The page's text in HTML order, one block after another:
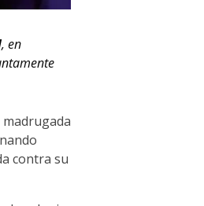
, en
contra su